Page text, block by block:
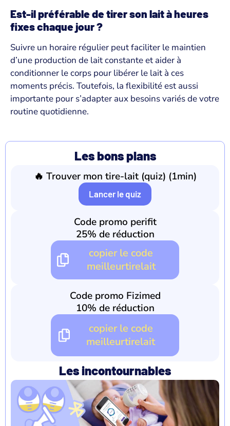
Est-il préférable de tirer son lait à heures
fixes chaque jour ?
Suivre un horaire régulier peut faciliter le maintien
d’une production de lait constante et aider à
conditionner le corps pour libérer le lait à ces
moments précis. Toutefois, la flexibilité est aussi
importante pour s’adapter aux besoins variés de votre
routine quotidienne.
Les incontournables
Les bons plans
🔥 Trouver mon tire-lait (quiz) (1min)
Lancer le quiz
Code promo perifit
25% de réduction
copier le code
meilleurtirelait
Code promo Fizimed
10% de réduction
copier le code
meilleurtirelait